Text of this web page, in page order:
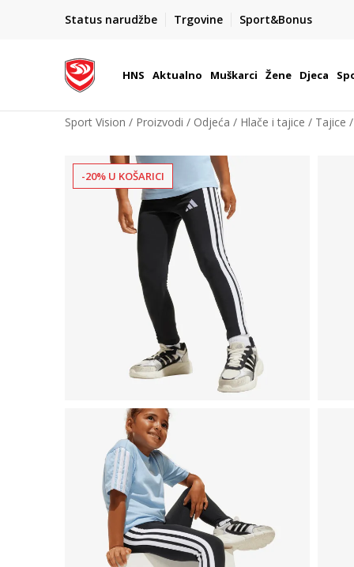
Status narudžbe Trgovine Sport&Bonus
BOX NOW
Dostava 1,50 €
| Više od 800 paketomata u Hrvatskoj
HNS Aktualno Muškarci Žene Djeca
Sport Vision Proizvodi Odjeća Hlače i tajice Tajice
-20% U KOŠARICI